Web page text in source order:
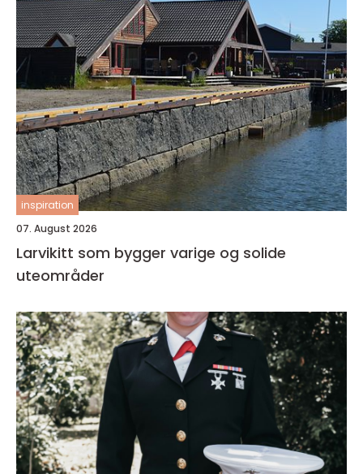
inspiration
07. August 2026
Larvikitt som bygger varige og solide
uteområder